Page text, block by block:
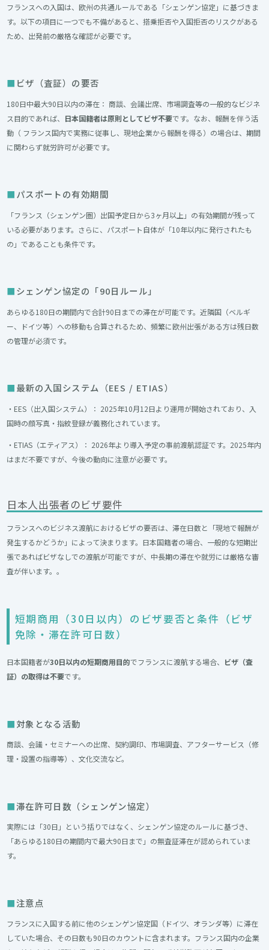
フランスへの入国は、欧州の共通ルールである「シェンゲン協定」に基づきま
す。以下の項目に一つでも不備があると、搭乗拒否や入国拒否のリスクがある
ため、出発前の厳格な確認が必要です。
ビザ（査証）の要否
180日中最大90日以内の滞在： 商談、会議出席、市場調査等の一般的なビジネ
ス目的であれば、
日本国籍者は原則としてビザ不要です。なお、報酬を伴う活
動（ フランス国内で実務に従事し、現地企業から報酬を得る）の場合は、期間
に関わらず就労許可が必要です。
パスポートの有効期間
「フランス（シェンゲン圏）出国予定日から3ヶ月以上」の有効期間が残って
いる必要があります。さらに、パスポート自体が「10年以内に発行されたも
の」であることも条件です。
シェンゲン協定の「90日ルール」
あらゆる180日の期間内で合計90日までの滞在が可能です。近隣国（ベルギ
ー、ドイツ等）への移動も合算されるため、頻繁に欧州出張がある方は残日数
の管理が必須です。
最新の入国システム（EES / ETIAS）
・EES（出入国システム）： 2025年10月12日より運用が開始されており、入
国時の顔写真・指紋登録が義務化されています。
・ETIAS（エティアス）： 2026年より導入予定の事前渡航認証です。2025年内
はまだ不要ですが、今後の動向に注意が必要です。
日本人出張者のビザ要件
フランスへのビジネス渡航におけるビザの要否は、滞在日数と「現地で報酬が
発生するかどうか」によって決まります。日本国籍者の場合、一般的な短期出
張であればビザなしでの渡航が可能ですが、中長期の滞在や就労には厳格な審
査が伴います。。
短期商用（30日以内）のビザ要否と条件（ビザ
免除・滞在許可日数）
日本国籍者が30日以内の短期商用目的でフランスに渡航する場合、
ビザ（査
証）の取得は不要です。
対象となる活動
商談、会議・セミナーへの出席、契約調印、市場調査、アフターサービス（修
理・設置の指導等）、文化交流など。
滞在許可日数（シェンゲン協定）
実際には「30日」という括りではなく、シェンゲン協定のルールに基づき、
「あらゆる180日の期間内で最大90日まで」の無査証滞在が認められていま
す。
注意点
フランスに入国する前に他のシェンゲン協定国（ドイツ、オランダ等）に滞在
していた場合、その日数も90日のカウントに含まれます。フランス国内の企業